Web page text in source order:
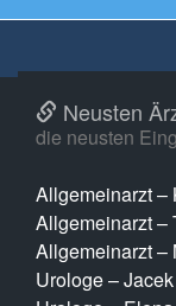
Neusten
die neusten
Allgemeinarzt –
Allgemeinarzt –
Allgemeinarzt –
Urologe –